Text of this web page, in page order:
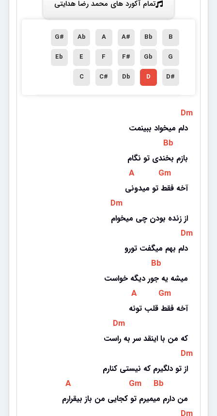
تمام آکورد های محمد رضا هدایتی
B
Bb
A#
A
Ab
G#
G
Gb
F#
F
E
Eb
D#
D
Db
C#
C
Dm
دلم میخواد ببینمت
Bb
بازم بخندی تو نگام
A Gm
آخه فقط تو میدونی
Dm
از زنده بودن چی میخوام
Dm
دلم بهم میگفت تورو
Bb
میشه یه جور دیگه خواست
A Gm
آخه فقط قلب توئه
Dm
که من با اینقد سر به راست
Dm
از تو دلگیرم که نیستی کنارم
A Gm Bb
من دارم میمیرم تو کجایی من باز بیقرارم